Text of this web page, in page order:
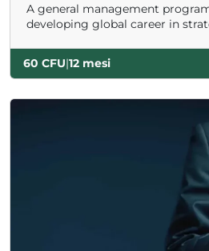
A general management
developing global career in
60 CFU|12 mesi